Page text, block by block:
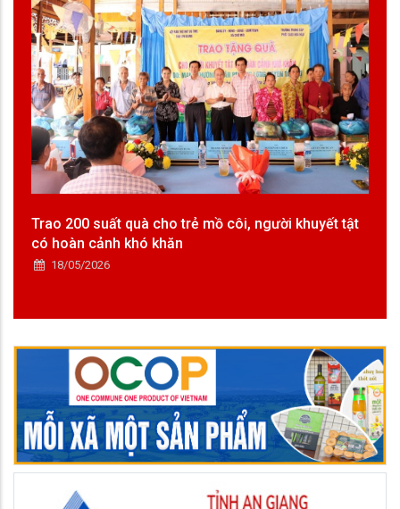
Trao 200 suất quà cho trẻ mồ côi, người khuyết tật
có hoàn cảnh khó khăn
18/05/2026